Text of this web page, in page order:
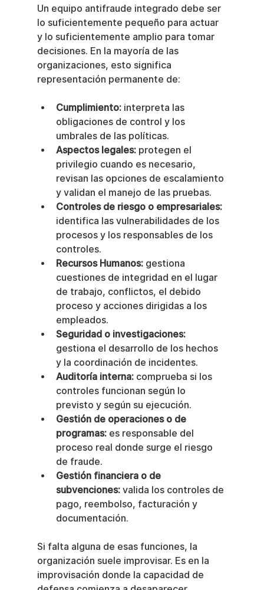
Un equipo antifraude integrado debe ser
lo suficientemente pequeño para actuar
y lo suficientemente amplio para tomar
decisiones. En la mayoría de las
organizaciones, esto significa
representación permanente de:
Cumplimiento: interpreta las
obligaciones de control y los
umbrales de las políticas.
Aspectos legales: protegen el
privilegio cuando es necesario,
revisan las opciones de escalamiento
y validan el manejo de las pruebas.
Controles de riesgo o empresariales:
identifica las vulnerabilidades de los
procesos y los responsables de los
controles.
Recursos Humanos: gestiona
cuestiones de integridad en el lugar
de trabajo, conflictos, el debido
proceso y acciones dirigidas a los
empleados.
Seguridad o investigaciones:
gestiona el desarrollo de los hechos
y la coordinación de incidentes.
Auditoría interna: comprueba si los
controles funcionan según lo
previsto y según su ejecución.
Gestión de operaciones o de
programas: es responsable del
proceso real donde surge el riesgo
de fraude.
Gestión financiera o de
subvenciones: valida los controles de
pago, reembolso, facturación y
documentación.
Si falta alguna de esas funciones, la
organización suele improvisar. Es en la
improvisación donde la capacidad de